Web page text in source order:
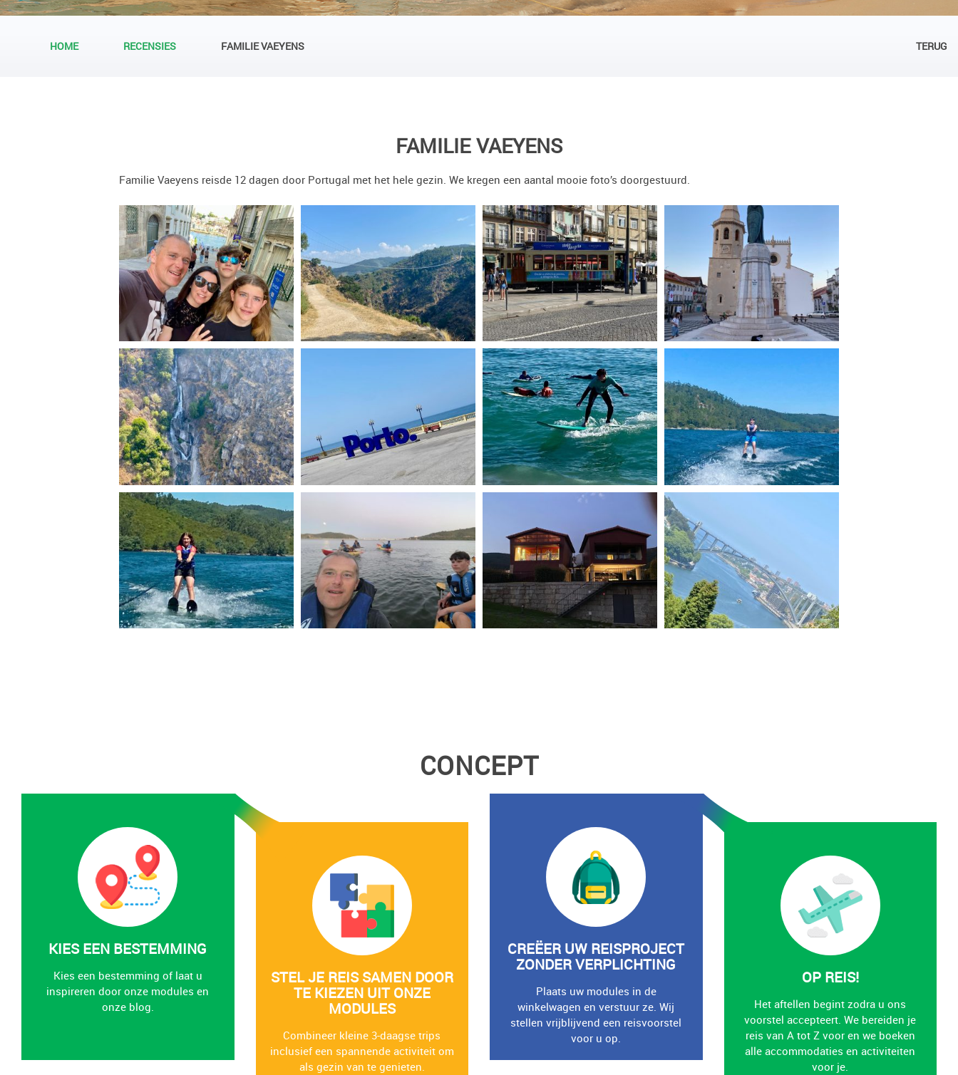
HOME RECENSIES FAMILIE VAEYENS TERUG
FAMILIE VAEYENS
Familie Vaeyens reisde 12 dagen door Portugal met het hele gezin. We kregen een aantal mooie foto’s doorgestuurd.
CONCEPT
KIES EEN BESTEMMING
Kies een bestemming of laat u
inspireren door onze modules en
onze blog.
STEL JE REIS SAMEN DOOR
TE KIEZEN UIT ONZE
MODULES
Combineer kleine 3-daagse trips
inclusief een spannende activiteit om
als gezin van te genieten.
CREËER UW REISPROJECT
ZONDER VERPLICHTING
Plaats uw modules in de
winkelwagen en verstuur ze. Wij
stellen vrijblijvend een reisvoorstel
voor u op.
OP REIS!
Het aftellen begint zodra u ons
voorstel accepteert. We bereiden je
reis van A tot Z voor en we boeken
alle accommodaties en activiteiten
voor je.